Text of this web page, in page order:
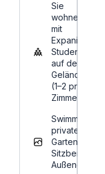
Sie
wohnen
mit
Expanish-
Studenten
auf dem
Gelände
(1–2 pro
Zimmer).
privater
Garten,
Sitzbereiche,
Außendusche